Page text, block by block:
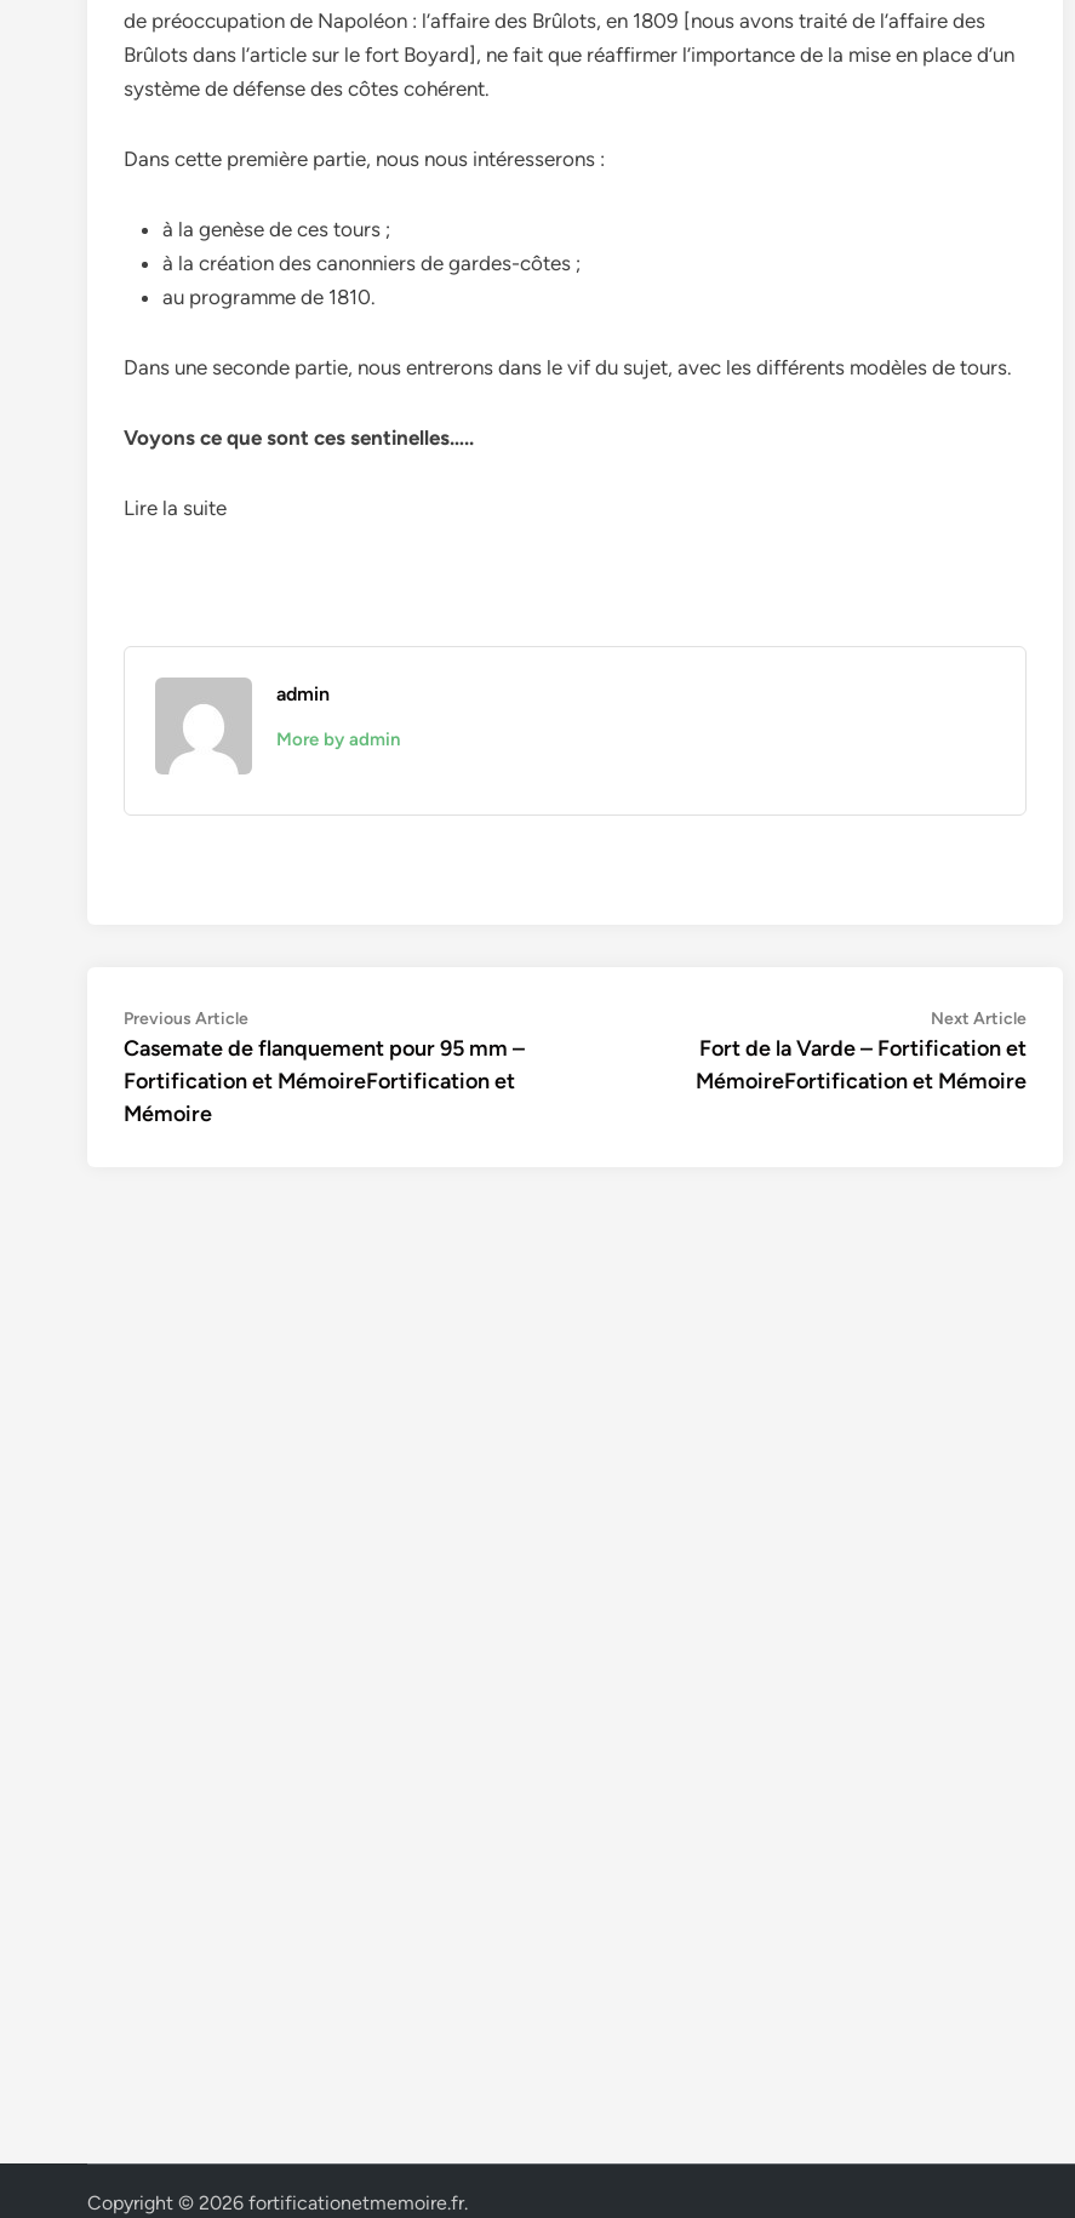
de préoccupation de Napoléon : l’affaire des Brûlots, en 1809 [nous avons traité de l’affaire des
Brûlots dans l’article sur le fort Boyard], ne fait que réaffirmer l’importance de la mise en place d’un
système de défense des côtes cohérent.
Dans cette première partie, nous nous intéresserons :
à la genèse de ces tours ;
à la création des canonniers de gardes-côtes ;
au programme de 1810.
Dans une seconde partie, nous entrerons dans le vif du sujet, avec les différents modèles de tours.
Voyons ce que sont ces sentinelles…..
Lire la suite
admin
More by admin
Navigation
de
l’article
Previous ArticlePrevious
article:
Casemate de flanquement pour 95 mm –
Fortification et MémoireFortification et
Mémoire
Next ArticleNext
article:
Fort de la Varde – Fortification et
MémoireFortification et Mémoire
Copyright © 2026 fortificationetmemoire.fr.